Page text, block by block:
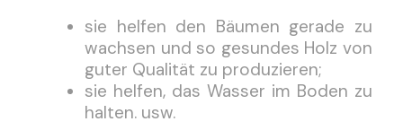
sie helfen den Bäumen gerade zu
wachsen und so gesundes Holz von
guter Qualität zu produzieren;
sie helfen, das Wasser im Boden zu
halten. usw.